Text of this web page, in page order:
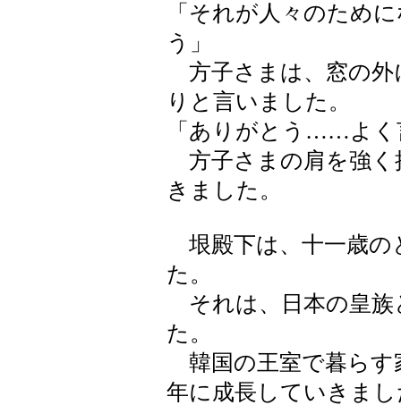
「それが人々のため
う」
方子さまは、窓の外
りと言いました。
「ありがとう……よ
方子さまの肩を強く
きました。
垠殿下は、十一歳の
た。
それは、日本の皇族
た。
韓国の王室で暮らす
年に成長していきま